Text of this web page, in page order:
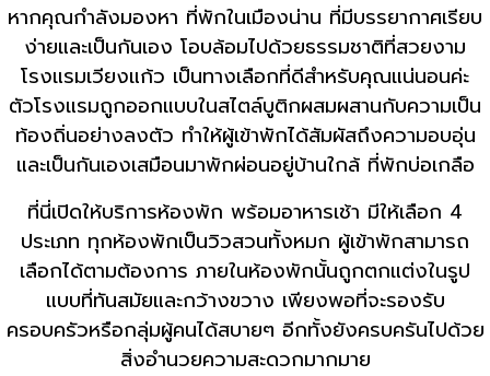
หากคุณกำลังมองหา ที่พักในเมืองน่าน ที่มีบรรยากาศเรียบ
ง่ายและเป็นกันเอง โอบล้อมไปด้วยธรรมชาติที่สวยงาม
โรงแรมเวียงแก้ว เป็นทางเลือกที่ดีสำหรับคุณแน่นอนค่ะ
ตัวโรงแรมถูกออกแบบในสไตล์บูติกผสมผสานกับความเป็น
ท้องถิ่นอย่างลงตัว ทำให้ผู้เข้าพักได้สัมผัสถึงความอบอุ่น
และเป็นกันเองเสมือนมาพักผ่อนอยู่บ้านใกล้ ที่พักบ่อเกลือ
ที่นี่เปิดให้บริการห้องพัก พร้อมอาหารเช้า มีให้เลือก 4
ประเภท ทุกห้องพักเป็นวิวสวนทั้งหมก ผู้เข้าพักสามารถ
เลือกได้ตามต้องการ ภายในห้องพักนั้นถูกตกแต่งในรูป
แบบที่ทันสมัยและกว้างขวาง เพียงพอที่จะรองรับ
ครอบครัวหรือกลุ่มผู้คนได้สบายๆ อีกทั้งยังครบครันไปด้วย
สิ่งอำนวยความสะดวกมากมาย